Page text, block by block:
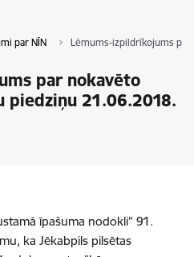
par NĪN Lēmums-izpildrīkojums par
par nokavēto
piedziņu 21.06.2018.
īpašuma nodokli” 91.
ka Jēkabpils pilsētas